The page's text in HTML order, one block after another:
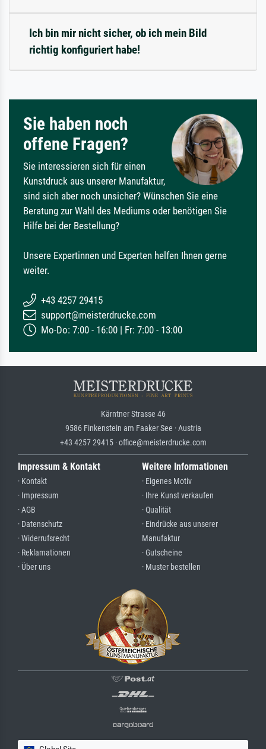
Ich bin mir nicht sicher, ob ich mein Bild
richtig konfiguriert habe!
Sie haben noch
offene Fragen?
Sie interessieren sich für einen
Kunstdruck aus unserer Manufaktur,
sind sich aber noch unsicher? Wünschen Sie eine
Beratung zur Wahl des Mediums oder benötigen Sie
Hilfe bei der Bestellung?
Unsere Expertinnen und Experten helfen Ihnen gerne
weiter.
+43 4257 29415
support@meisterdrucke.com
Mo-Do: 7:00 - 16:00 | Fr: 7:00 - 13:00
Kärntner Strasse 46
9586 Finkenstein am Faaker See · Austria
+43 4257 29415 · office@meisterdrucke.com
Impressum & Kontakt
· Kontakt
· Impressum
· AGB
· Datenschutz
· Widerrufsrecht
· Reklamationen
· Über uns
Weitere Informationen
· Eigenes Motiv
· Ihre Kunst verkaufen
· Qualität
· Eindrücke aus unserer
Manufaktur
· Gutscheine
· Muster bestellen